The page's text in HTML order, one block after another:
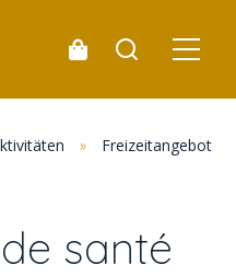
» Freizeitangebot
santé